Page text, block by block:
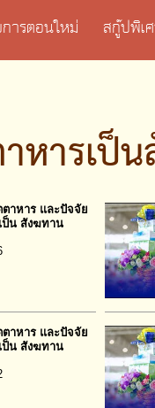
ารตอนใหม่ สกู๊ปพิเ
หารเป็
าหาร และปัจจัย
ป็น สังฆทาน
าหาร และปัจจัย
ป็น สังฆทาน